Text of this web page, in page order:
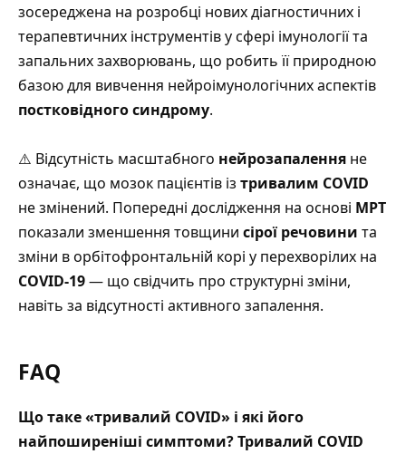
зосереджена на розробці нових діагностичних і
терапевтичних інструментів у сфері імунології та
запальних захворювань, що робить її природною
базою для вивчення нейроімунологічних аспектів
постковідного синдрому.
⚠️ Відсутність масштабного нейрозапалення не
означає, що мозок пацієнтів із тривалим COVID
не змінений. Попередні дослідження на основі МРТ
показали зменшення товщини сірої речовини та
зміни в орбітофронтальній корі у перехворілих на
COVID-19— що свідчить про структурні зміни,
навіть за відсутності активного запалення.
FAQ
Що таке «тривалий COVID» і які його
найпоширеніші симптоми?Тривалий COVID